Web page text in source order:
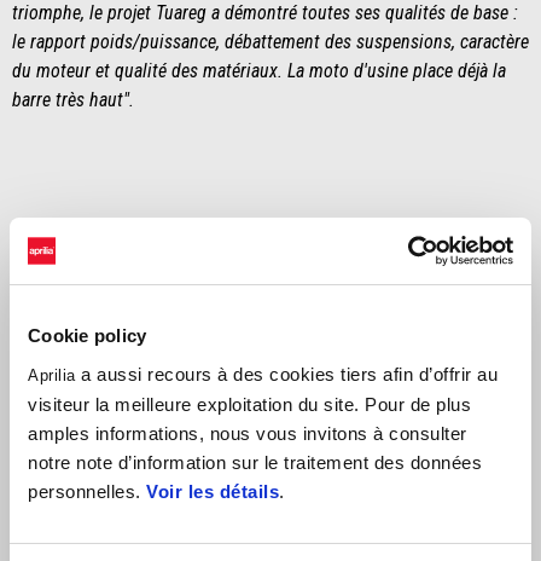
Cookie policy
Aprilia a aussi recours à des cookies tiers afin d’offrir au
visiteur la meilleure exploitation du site. Pour de plus
amples informations, nous vous invitons à consulter
notre note d’information sur le traitement des données
personnelles. Voir les détails.
triomphe, le projet Tuareg a démontré toutes ses qualités de base :
le rapport poids/puissance, débattement des suspensions, caractère
du moteur et qualité des matériaux. La moto d'usine place déjà la
barre très haut".